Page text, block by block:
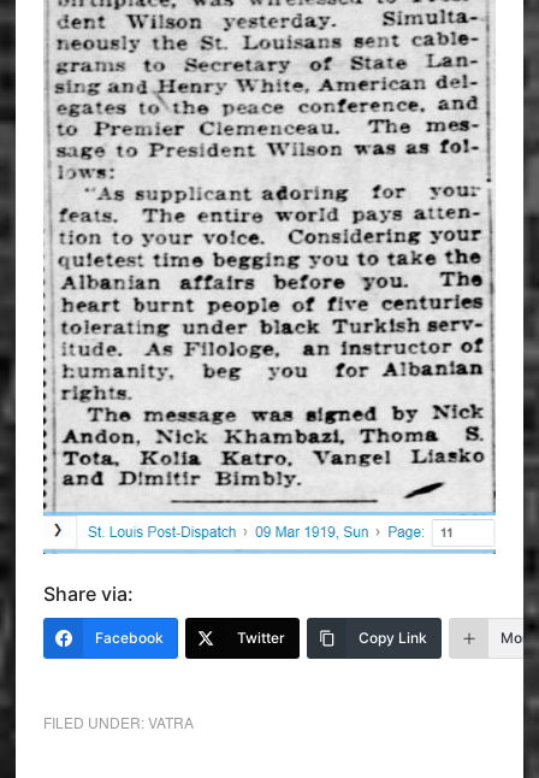
Share via:
Facebook Twitter Copy Link More
FILED UNDER:VATRA